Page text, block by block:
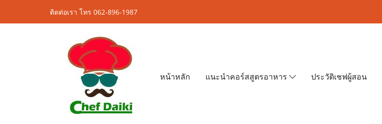
ติดต่อเรา โทร 062-896-1987
หน้าหลัก แนะนำคอร์สสูตรอาหาร ประวัติเชฟผู้สอน